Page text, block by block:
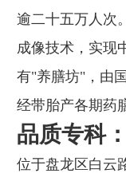
逾二十五万人次
成像技术，实现
有"养膳坊"，由
经带胎产各期药
品质专科
位于盘龙区白云